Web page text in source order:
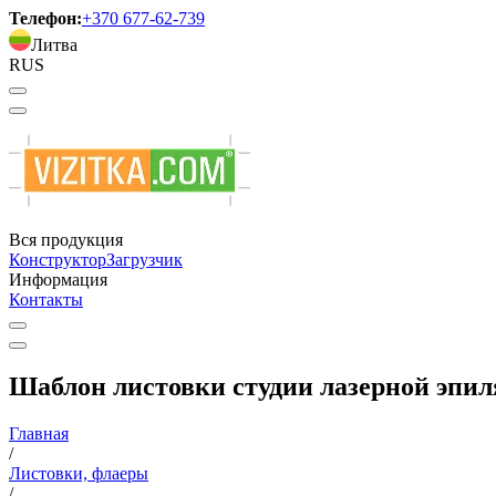
Телефон:+370 677-62-739
Литва
RUS
Вся продукция
КонструкторЗагрузчик
Информация
Контакты
Шаблон листовки студии лазерной
Главная
/
Листовки, флаеры